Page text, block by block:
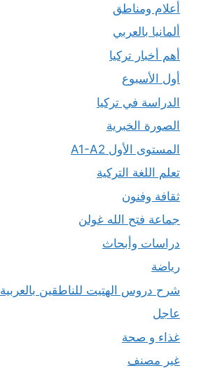
أعلام ومناطق
ألمانيا بالعربي
أهم أخبار تركيا
أول الأسبوع
الدراسة في تركيا
الصورة الخبرية
المستوى الأول A1-A2
تعلم اللغة التركية
ثقافة وفنون
جماعة فتح الله غولن
دراسات وأبحاث
رياضة
شرح دروس الهتيت للناطقين بالعربية
عاجل
غذاء و صحة
غير مصنف